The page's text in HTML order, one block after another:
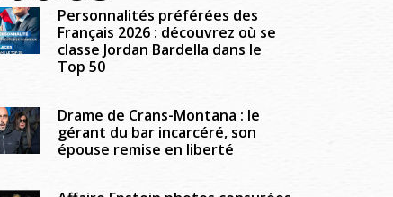
Personnalités préférées des
Français 2026 : découvrez où se
classe Jordan Bardella dans le
Top 50
Drame de Crans-Montana : le
gérant du bar incarcéré, son
épouse remise en liberté